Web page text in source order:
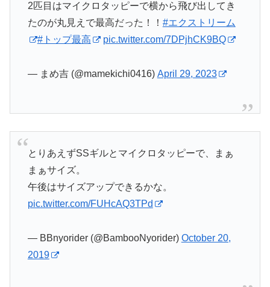
2匹目はマイクロタッピーで横から飛び出してき
たのが丸見えで最高だった！！ #エクストリーム
#トップ最高
pic.twitter.com/7DPjhCK9BQ
— まめ吉 (@mamekichi0416) April 29, 2023
とりあえずSSギルとマイクロタッピーで、まぁ
まぁサイズ。
午後はサイズアップできるかな。
pic.twitter.com/FUHcAQ3TPd
— BBnyorider (@BambooNyorider) October 20,
2019